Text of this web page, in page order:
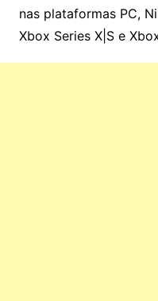
nas plataformas PC,
Xbox Series X|S e